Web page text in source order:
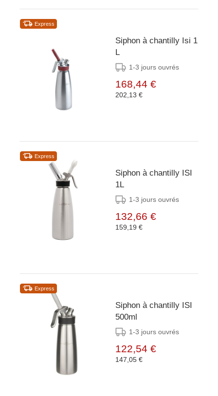
Express
Siphon à chantilly Isi 1
L
1-3 jours ouvrés
168,44 €
202,13 €
Express
Siphon à chantilly ISI
1L
1-3 jours ouvrés
132,66 €
159,19 €
Express
Siphon à chantilly ISI
500ml
1-3 jours ouvrés
122,54 €
147,05 €